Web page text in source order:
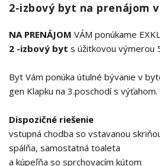
2-izbový byt na prenájom
NA PRENÁJOM VÁM ponúkame
2 -izbový byt s úžitkovou výmerou
Byt Vám ponúka útulné bývanie v
gen Klapku na 3.poschodí s výťahom.
Dispozičné riešenie
vstupná chodba so vstavanou
spálňa, samostatná toaleta
a kúpeľňa so sprchovacím kútom